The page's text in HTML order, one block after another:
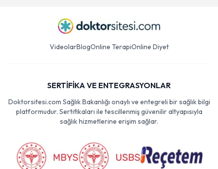
VideolarBlogOnline TerapiOnline Diyet
SERTİFİKA VE ENTEGRASYONLAR
Doktorsitesi.com Sağlık Bakanlığı onaylı ve entegreli bir sağlık bilgi
platformudur. Sertifikaları ile tescillenmiş güvenilir altyapısıyla
sağlık hizmetlerine erişim sağlar.